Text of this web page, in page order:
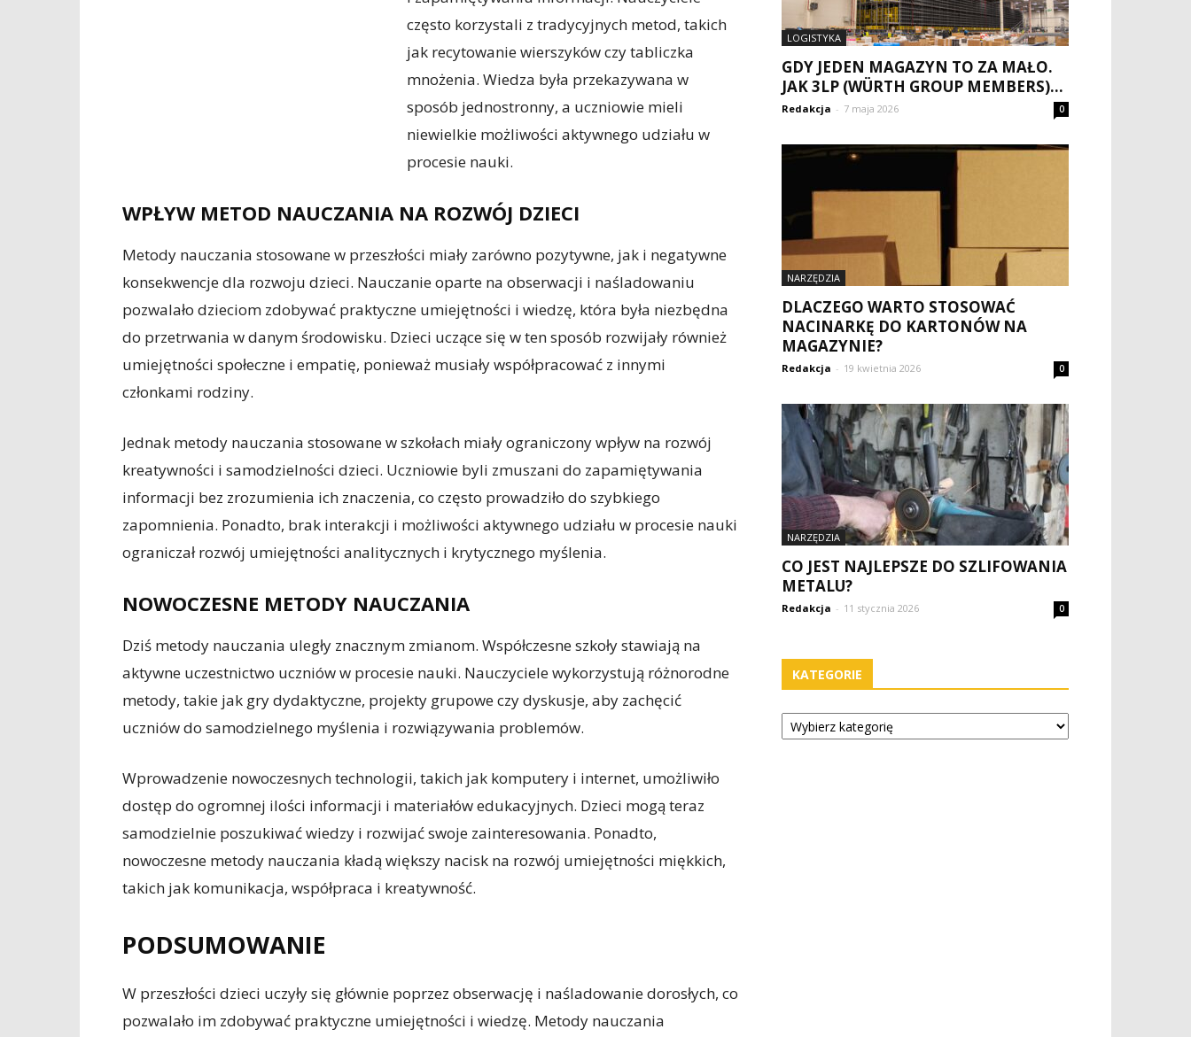
często korzystali z tradycyjnych metod, takich
jak recytowanie wierszyków czy tabliczka
mnożenia. Wiedza była przekazywana w
sposób jednostronny, a uczniowie mieli
niewielkie możliwości aktywnego udziału w
procesie nauki.
WPŁYW METOD NAUCZANIA NA ROZWÓJ DZIECI
Metody nauczania stosowane w przeszłości miały zarówno pozytywne, jak i negatywne
konsekwencje dla rozwoju dzieci. Nauczanie oparte na obserwacji i naśladowaniu
pozwalało dzieciom zdobywać praktyczne umiejętności i wiedzę, która była niezbędna
do przetrwania w danym środowisku. Dzieci uczące się w ten sposób rozwijały również
umiejętności społeczne i empatię, ponieważ musiały współpracować z innymi
członkami rodziny.
Jednak metody nauczania stosowane w szkołach miały ograniczony wpływ na rozwój
kreatywności i samodzielności dzieci. Uczniowie byli zmuszani do zapamiętywania
informacji bez zrozumienia ich znaczenia, co często prowadziło do szybkiego
zapomnienia. Ponadto, brak interakcji i możliwości aktywnego udziału w procesie nauki
ograniczał rozwój umiejętności analitycznych i krytycznego myślenia.
NOWOCZESNE METODY NAUCZANIA
Dziś metody nauczania uległy znacznym zmianom. Współczesne szkoły stawiają na
aktywne uczestnictwo uczniów w procesie nauki. Nauczyciele wykorzystują różnorodne
metody, takie jak gry dydaktyczne, projekty grupowe czy dyskusje, aby zachęcić
uczniów do samodzielnego myślenia i rozwiązywania problemów.
Wprowadzenie nowoczesnych technologii, takich jak komputery i internet, umożliwiło
dostęp do ogromnej ilości informacji i materiałów edukacyjnych. Dzieci mogą teraz
samodzielnie poszukiwać wiedzy i rozwijać swoje zainteresowania. Ponadto,
nowoczesne metody nauczania kładą większy nacisk na rozwój umiejętności miękkich,
takich jak komunikacja, współpraca i kreatywność.
PODSUMOWANIE
W przeszłości dzieci uczyły się głównie poprzez obserwację i naśladowanie dorosłych, co
pozwalało im zdobywać praktyczne umiejętności i wiedzę. Metody nauczania
LOGISTYKA
GDY JEDEN MAGAZYN TO ZA MAŁO.
JAK 3LP (WÜRTH GROUP MEMBERS)...
Redakcja - 7 maja 2026 0
NARZĘDZIA
DLACZEGO WARTO STOSOWAĆ
NACINARKĘ DO KARTONÓW NA
MAGAZYNIE?
Redakcja - 19 kwietnia 2026 0
NARZĘDZIA
CO JEST NAJLEPSZE DO SZLIFOWANIA
METALU?
Redakcja - 11 stycznia 2026 0
KATEGORIE
Kategorie